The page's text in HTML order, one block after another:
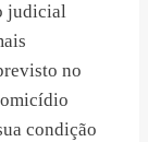
judicial
no
condição